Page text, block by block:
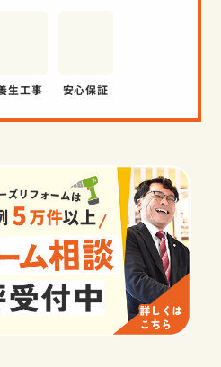
生工事 安心保証